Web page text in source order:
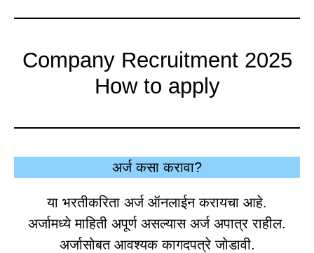
Company Recruitment 2025
How to apply
अर्ज कसा करावा?
या भरतीकरिता अर्ज ऑनलाईन करायचा आहे.
अर्जामध्ये माहिती अपूर्ण असल्यास अर्ज अपात्र राहील.
अर्जासोबत आवश्यक कागदपत्रे जोडावी.